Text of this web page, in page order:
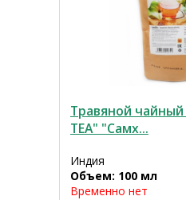
Травяной чайный
TEA" "Самх...
Индия
Объем: 100 мл
Временно нет